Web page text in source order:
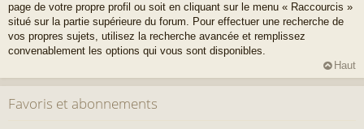
page de votre propre profil ou soit en cliquant sur le menu « Raccourcis »
situé sur la partie supérieure du forum. Pour effectuer une recherche de
vos propres sujets, utilisez la recherche avancée et remplissez
convenablement les options qui vous sont disponibles.
Haut
Favoris et abonnements